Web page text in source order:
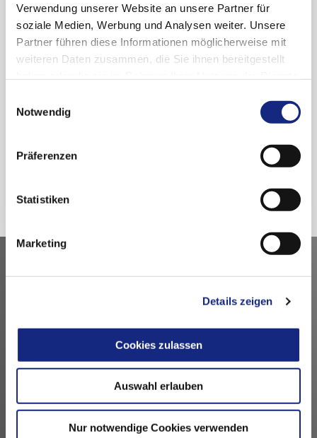
Verwendung unserer Website an unsere Partner für
soziale Medien, Werbung und Analysen weiter. Unsere
Partner führen diese Informationen möglicherweise mit
weiteren Daten zusammen, die Sie ihnen bereitgestellt
Cookies, wenn Sie unsere Webseite weiterhin
Notwendig
Präferenzen
Statistiken
Marketing
Details zeigen
Cookies zulassen
Auswahl erlauben
Nur notwendige Cookies verwenden
„Hämatologie“
der chronischen lymphatischen Leukämie (CLL)
Kontakt
Arzneimittelkommission der deutschen Ärzteschaft
Arbeitsgemeinschaft der deutschen Ärztekammern
Dezernat 6 – Wissenschaft, Forschung und Ethik
Herbert-Lewin-Platz 1, 10623 Berlin
akdae@baek.de